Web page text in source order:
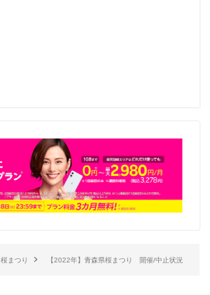
桜まつり 【2022年】青森県桜まつり 開催/中止状況